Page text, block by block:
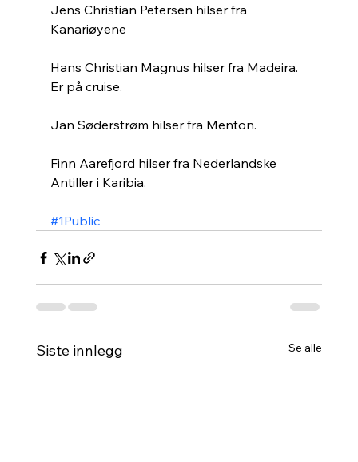
Jens Christian Petersen hilser fra
Kanariøyene
Hans Christian Magnus hilser fra Madeira.
Er på cruise.
Jan Søderstrøm hilser fra Menton.
Finn Aarefjord hilser fra Nederlandske
Antiller i Karibia.
#1Public
Siste innlegg Se alle